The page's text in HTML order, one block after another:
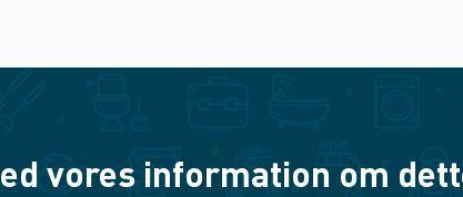
vores information om